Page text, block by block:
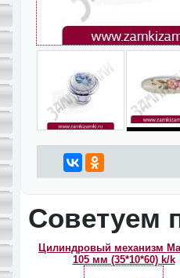
Советуем
Цилиндровый механизм
105 мм (35*10*60) k/k